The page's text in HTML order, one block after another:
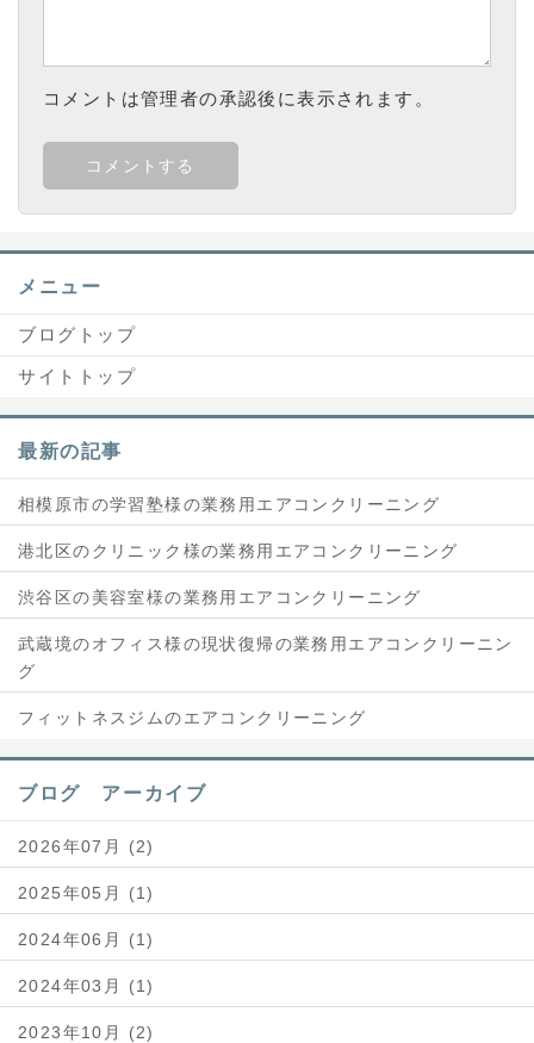
コメントは管理者の承認後に表示されます。
メニュー
ブログトップ
サイトトップ
最新の記事
相模原市の学習塾様の業務用エアコンクリーニング
港北区のクリニック様の業務用エアコンクリーニング
渋谷区の美容室様の業務用エアコンクリーニング
武蔵境のオフィス様の現状復帰の業務用エアコンクリーニン
グ
フィットネスジムのエアコンクリーニング
ブログ アーカイブ
2026年07月 (2)
2025年05月 (1)
2024年06月 (1)
2024年03月 (1)
2023年10月 (2)